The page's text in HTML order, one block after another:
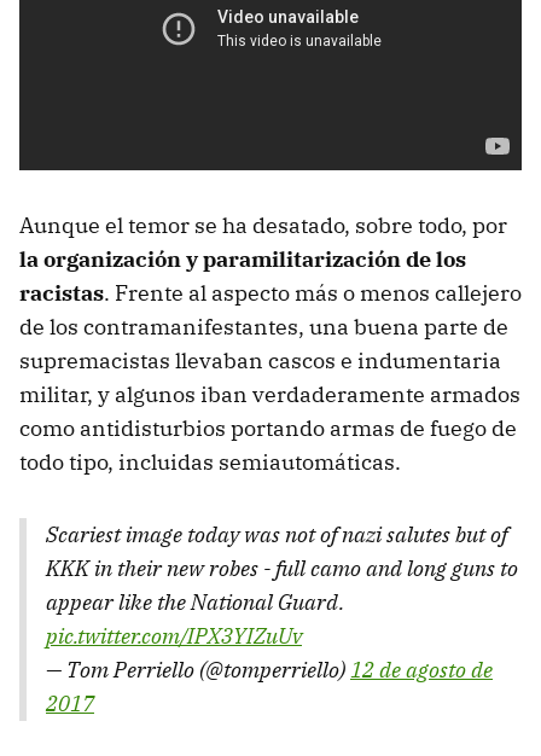
Aunque el temor se ha desatado, sobre todo, por
la organización y paramilitarización de los
racistas. Frente al aspecto más o menos callejero
de los contramanifestantes, una buena parte de
supremacistas llevaban cascos e indumentaria
militar, y algunos iban verdaderamente armados
como antidisturbios portando armas de fuego de
todo tipo, incluidas semiautomáticas.
Scariest image today was not of nazi salutes but of
KKK in their new robes - full camo and long guns to
appear like the National Guard.
pic.twitter.com/IPX3YIZuUv
— Tom Perriello (@tomperriello)12 de agosto de
2017